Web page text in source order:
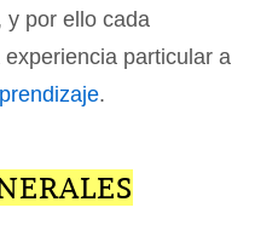
y por ello cada
particular a
.